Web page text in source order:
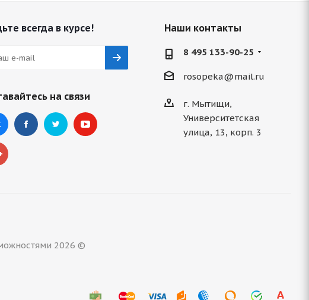
всегда в курсе!
на связи
Наши контакты
8 495 133-90-25
rosopeka@mail.ru
г. Мытищи,
Университетская
улица, 13, корп. 3
2026 ©